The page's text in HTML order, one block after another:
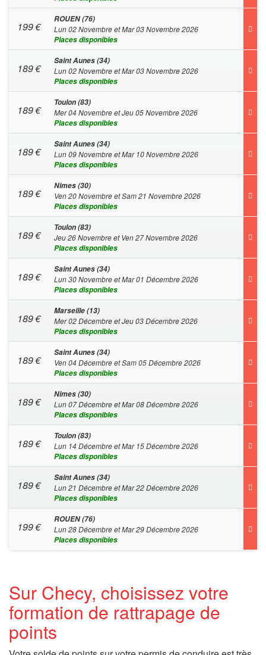
199€
ROUEN (76)
Lun 02 Novembre et Mar 03 Novembre 2026
Places disponibles
189€
Saint Aunes (34)
Lun 02 Novembre et Mar 03 Novembre 2026
Places disponibles
189€
Toulon (83)
Mer 04 Novembre et Jeu 05 Novembre 2026
Places disponibles
189€
Saint Aunes (34)
Lun 09 Novembre et Mar 10 Novembre 2026
Places disponibles
189€
Nimes (30)
Ven 20 Novembre et Sam 21 Novembre 2026
Places disponibles
189€
Toulon (83)
Jeu 26 Novembre et Ven 27 Novembre 2026
Places disponibles
189€
Saint Aunes (34)
Lun 30 Novembre et Mar 01 Décembre 2026
Places disponibles
189€
Marseille (13)
Mer 02 Décembre et Jeu 03 Décembre 2026
Places disponibles
189€
Saint Aunes (34)
Ven 04 Décembre et Sam 05 Décembre 2026
Places disponibles
189€
Nimes (30)
Lun 07 Décembre et Mar 08 Décembre 2026
Places disponibles
189€
Toulon (83)
Lun 14 Décembre et Mar 15 Décembre 2026
Places disponibles
189€
Saint Aunes (34)
Lun 21 Décembre et Mar 22 Décembre 2026
Places disponibles
199€
ROUEN (76)
Lun 28 Décembre et Mar 29 Décembre 2026
Places disponibles
Sur Checy, choisissez votre
formation de rattrapage de
points